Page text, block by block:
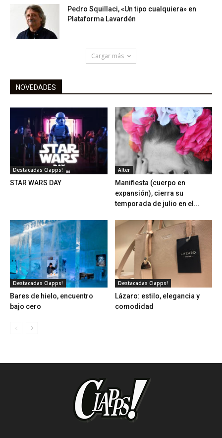
Pedro Squillaci, «Un tipo cualquiera» en
Plataforma Lavardén
Cargar más
NOVEDADES
Destacadas Clapps!
STAR WARS DAY
Alter
Manifiesta (cuerpo en
expansión), cierra su
temporada de julio en el...
Destacadas Clapps!
Bares de hielo, encuentro
bajo cero
Destacadas Clapps!
Lázaro: estilo, elegancia y
comodidad